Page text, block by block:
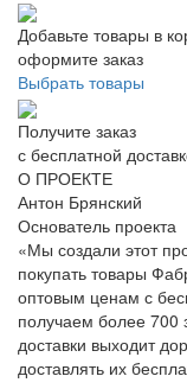
Добавьте товары в
оформите заказ
Выбрать товары
Получите заказ
с бесплатной
О ПРОЕКТЕ
Антон Брянский
Основатель проекта
«Мы создали этот
покупать товары
оптовым ценам с
получаем более 700
доставки выходит
доставлять их